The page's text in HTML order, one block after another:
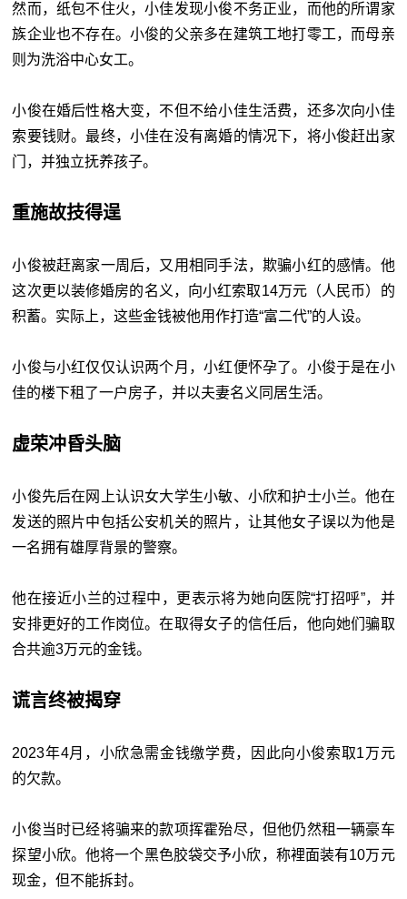
然而，纸包不住火，小佳发现小俊不务正业，而他的所谓家
族企业也不存在。小俊的父亲多在建筑工地打零工，而母亲
则为洗浴中心女工。
小俊在婚后性格大变，不但不给小佳生活费，还多次向小佳
索要钱财。最终，小佳在没有离婚的情况下，将小俊赶出家
门，并独立抚养孩子。
重施故技得逞
小俊被赶离家一周后，又用相同手法，欺骗小红的感情。他
这次更以装修婚房的名义，向小红索取14万元（人民币）的
积蓄。实际上，这些金钱被他用作打造“富二代”的人设。
小俊与小红仅仅认识两个月，小红便怀孕了。小俊于是在小
佳的楼下租了一户房子，并以夫妻名义同居生活。
虚荣冲昏头脑
小俊先后在网上认识女大学生小敏、小欣和护士小兰。他在
发送的照片中包括公安机关的照片，让其他女子误以为他是
一名拥有雄厚背景的警察。
他在接近小兰的过程中，更表示将为她向医院“打招呼”，并
安排更好的工作岗位。在取得女子的信任后，他向她们骗取
合共逾3万元的金钱。
谎言终被揭穿
2023年4月，小欣急需金钱缴学费，因此向小俊索取1万元
的欠款。
小俊当时已经将骗来的款项挥霍殆尽，但他仍然租一辆豪车
探望小欣。他将一个黑色胶袋交予小欣，称裡面装有10万元
现金，但不能拆封。